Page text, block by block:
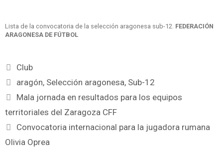
Lista de la convocatoria de la selección aragonesa sub-12. FEDERACIÓN
ARAGONESA DE FÚTBOL
Club
aragón, Selección aragonesa, Sub-12
Mala jornada en resultados para los equipos
territoriales del Zaragoza CFF
Convocatoria internacional para la jugadora rumana
Olivia Oprea